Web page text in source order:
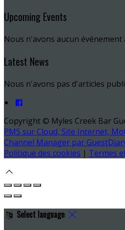
Upcoming Events
Nous n'avons aucun événement
Latest News
Nous n'avons pas d'articles
Copyright © Myles Creek Bar
PMS sur Cloud, Site Internet,
Channel Manager par
Politique des cookies | Termes
Select language